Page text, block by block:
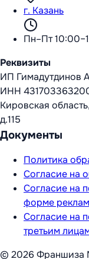
г. Казань
Пн–Пт
Реквизиты
ИП Гимадутдинов
ИНН
Кировская
д.115
Документы
Политика
Согласие на
Согласие на
форме
Согласие на
третьим
© 2026 Франшиза